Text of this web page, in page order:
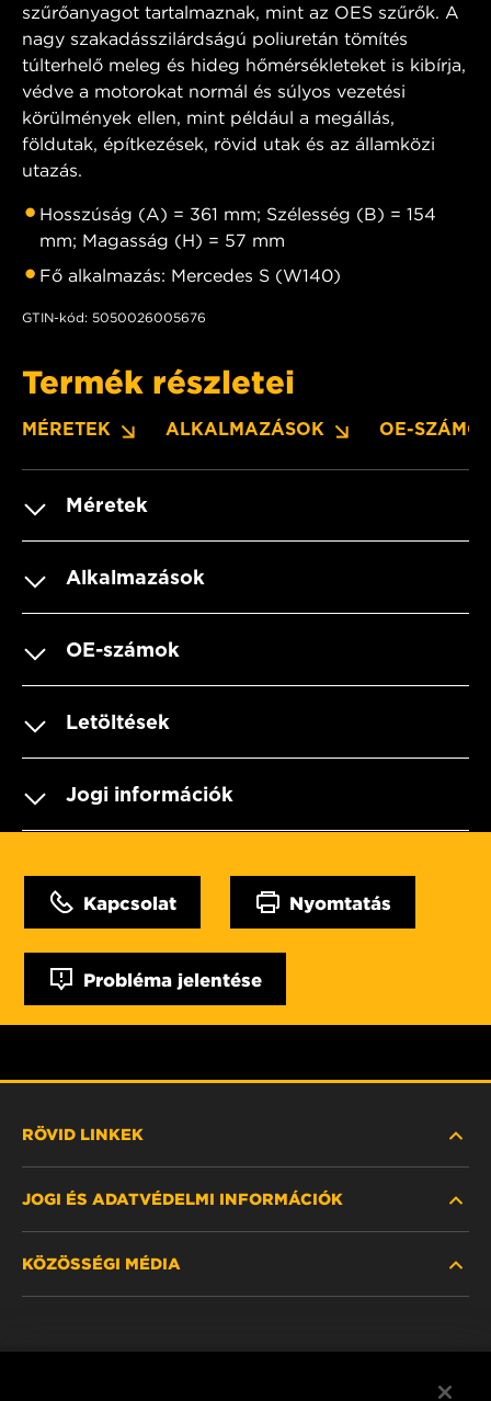
szűrőanyagot tartalmaznak, mint az OES szűrők. A
nagy szakadásszilárdságú poliuretán tömítés
túlterhelő meleg és hideg hőmérsékleteket is kibírja,
védve a motorokat normál és súlyos vezetési
körülmények ellen, mint például a megállás,
földutak, építkezések, rövid utak és az államközi
utazás.
Hosszúság (A) = 361 mm; Szélesség (B) = 154
mm; Magasság (H) = 57 mm
Fő alkalmazás: Mercedes S (W140)
GTIN-kód: 5050026005676
Termék részletei
MÉRETEK ALKALMAZÁSOK OE-
Méretek
Alkalmazások
OE-számok
Letöltések
Jogi információk
Kapcsolat Nyomtatás
Probléma jelentése
RÖVID LINKEK
HOL KAPHATÓ
JOGI ÉS ADATVÉDELMI INFORMÁCIÓK
KÖZÖSSÉGI MÉDIA